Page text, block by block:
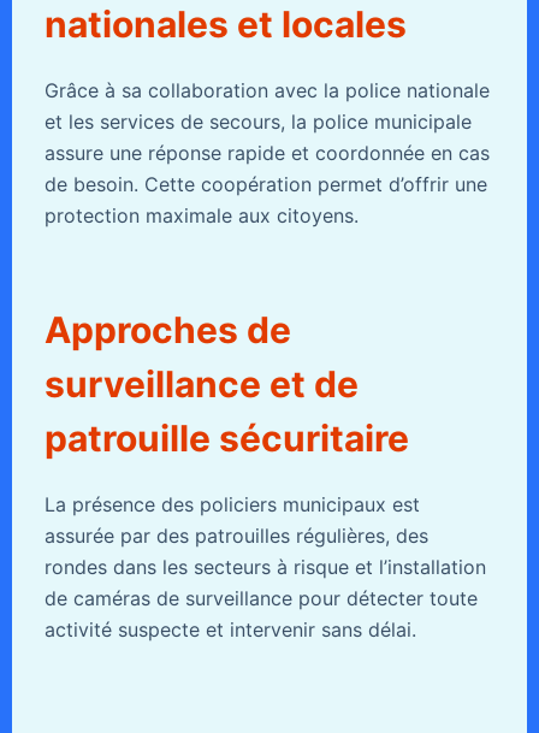
nationales et locales
Grâce à sa collaboration avec la police nationale
et les services de secours, la police municipale
assure une réponse rapide et coordonnée en cas
de besoin. Cette coopération permet d’offrir une
protection maximale aux citoyens.
Approches de
surveillance et de
patrouille sécuritaire
La présence des policiers municipaux est
assurée par des patrouilles régulières, des
rondes dans les secteurs à risque et l’installation
de caméras de surveillance pour détecter toute
activité suspecte et intervenir sans délai.